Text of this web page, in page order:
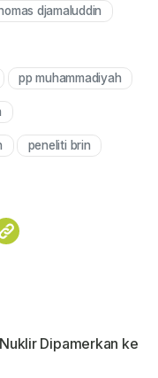
Mute
djamaluddin
pp muhammadiyah
peneliti brin
Dipamerkan ke